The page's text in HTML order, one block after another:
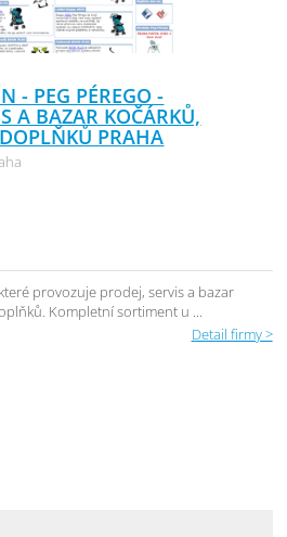
- PEG PÉREGO -
A BAZAR KOČÁRKŮ,
PRAHA
provozuje prodej, servis a bazar
Kompletní sortiment u ...
Detail firmy >